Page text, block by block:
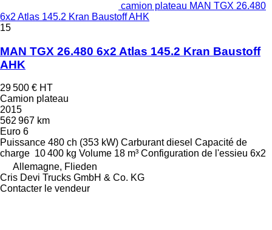
camion plateau MAN TGX 26.480
6x2 Atlas 145.2 Kran Baustoff AHK
15
MAN TGX 26.480 6x2 Atlas 145.2 Kran Baustoff
AHK
29 500 € HT
Camion plateau
2015
562 967 km
Euro 6
Puissance 480 ch (353 kW) Carburant diesel Capacité de
charge 10 400 kg Volume 18 m³ Configuration de l'essieu 6x2
Allemagne, Flieden
Cris Devi Trucks GmbH & Co. KG
Contacter le vendeur